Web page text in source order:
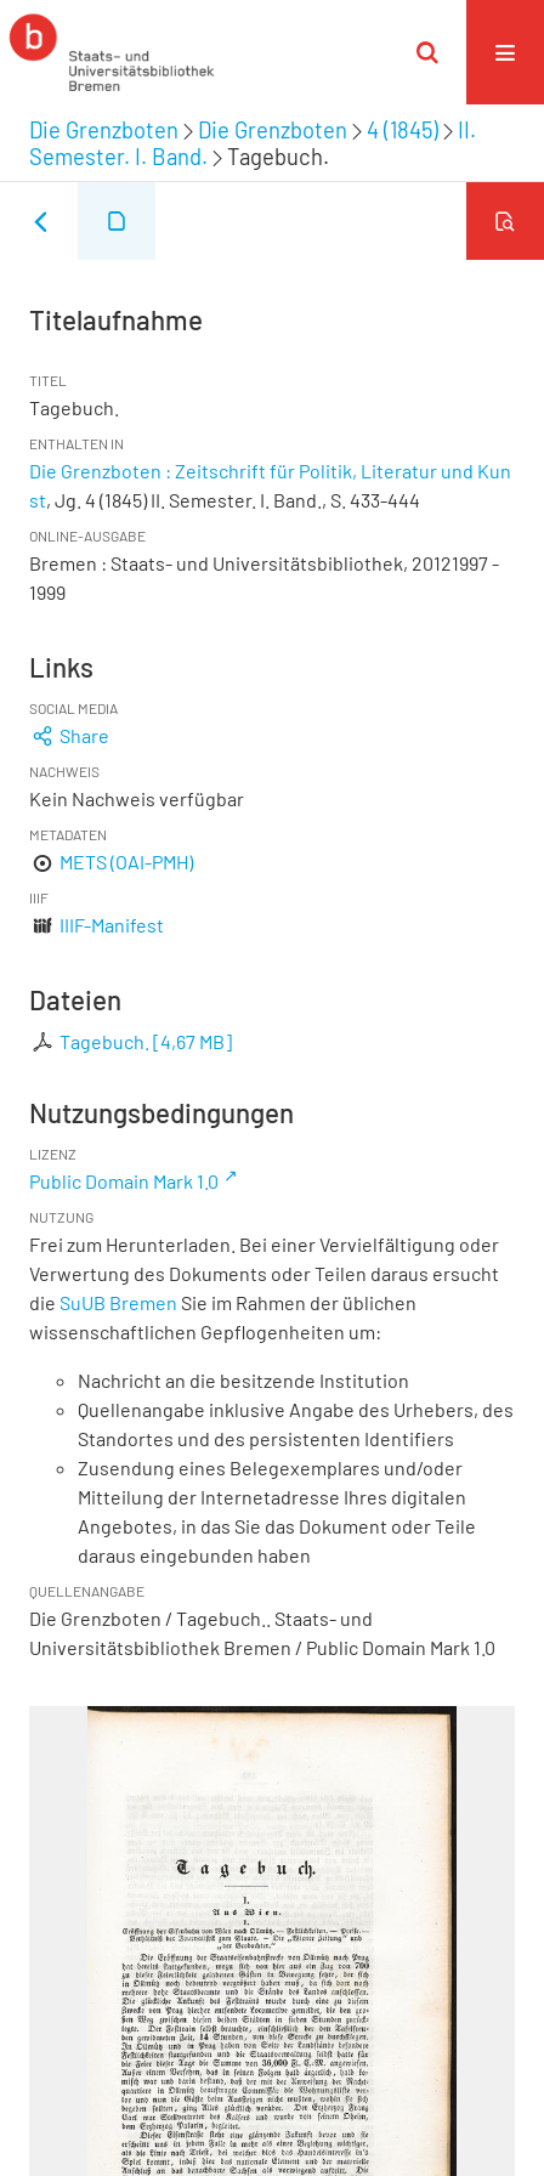
Die Grenzboten Die Grenzboten 4 (1845)
II.
Semester. I. Band.
Tagebuch.
Titelaufnahme
TITEL
Tagebuch.
ENTHALTEN IN
Die Grenzboten : Zeitschrift für Politik, Literatur und Kun
st, Jg. 4 (1845) II. Semester. I. Band., S. 433-444
ONLINE-AUSGABE
Bremen : Staats- und Universitätsbibliothek, 20121997 -
1999
Links
SOCIAL MEDIA
Share
NACHWEIS
Kein Nachweis verfügbar
METADATEN
METS (OAI-PMH)
IIIF
IIIF-Manifest
Dateien
Tagebuch. [4,67 MB]
Nutzungsbedingungen
LIZENZ
Public Domain Mark 1.0
NUTZUNG
Frei zum Herunterladen. Bei einer Vervielfältigung oder
Verwertung des Dokuments oder Teilen daraus ersucht
die SuUB Bremen Sie im Rahmen der üblichen
wissenschaftlichen Gepflogenheiten um:
Nachricht an die besitzende Institution
Quellenangabe inklusive Angabe des Urhebers, des
Standortes und des persistenten Identifiers
Zusendung eines Belegexemplares und/oder
Mitteilung der Internetadresse Ihres digitalen
Angebotes, in das Sie das Dokument oder Teile
daraus eingebunden haben
QUELLENANGABE
Die Grenzboten / Tagebuch.. Staats- und
Universitätsbibliothek Bremen / Public Domain Mark 1.0